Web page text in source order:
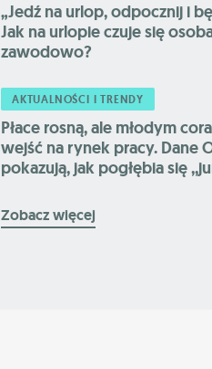
„Jedź na urlop, odpocznij i
Jak na urlopie czuje się
zawodowo?
AKTUALNOŚCI I TRENDY
Płace rosną, ale młodym
wejść na rynek pracy. Dane
pokazują, jak pogłębia się
Zobacz więcej